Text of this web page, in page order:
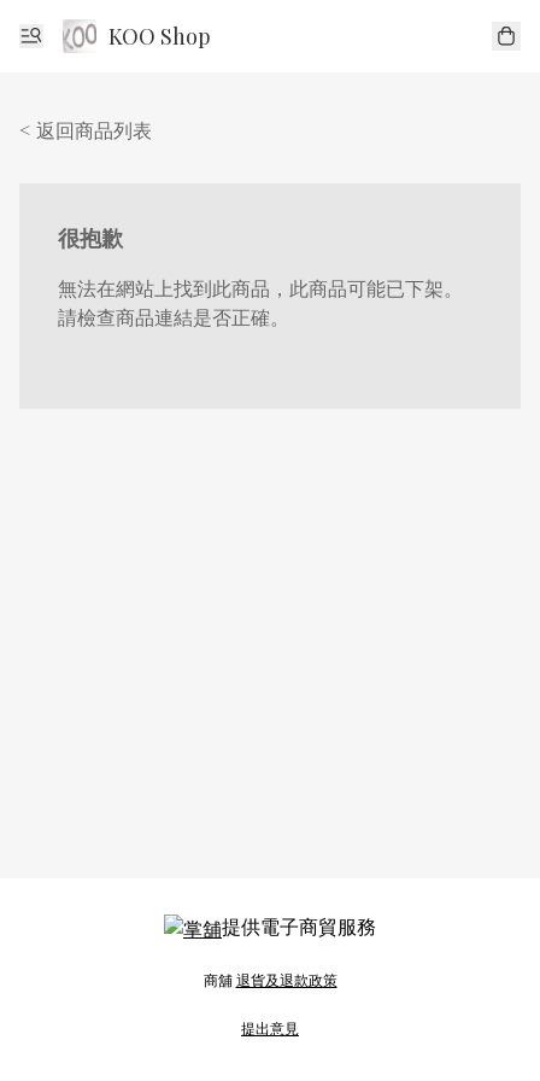
KOO Shop
< 返回商品列表
很抱歉
無法在網站上找到此商品，此商品可能已下架。
請檢查商品連結是否正確。
提供電子商貿服務
商舖退貨及退款政策
提出意見